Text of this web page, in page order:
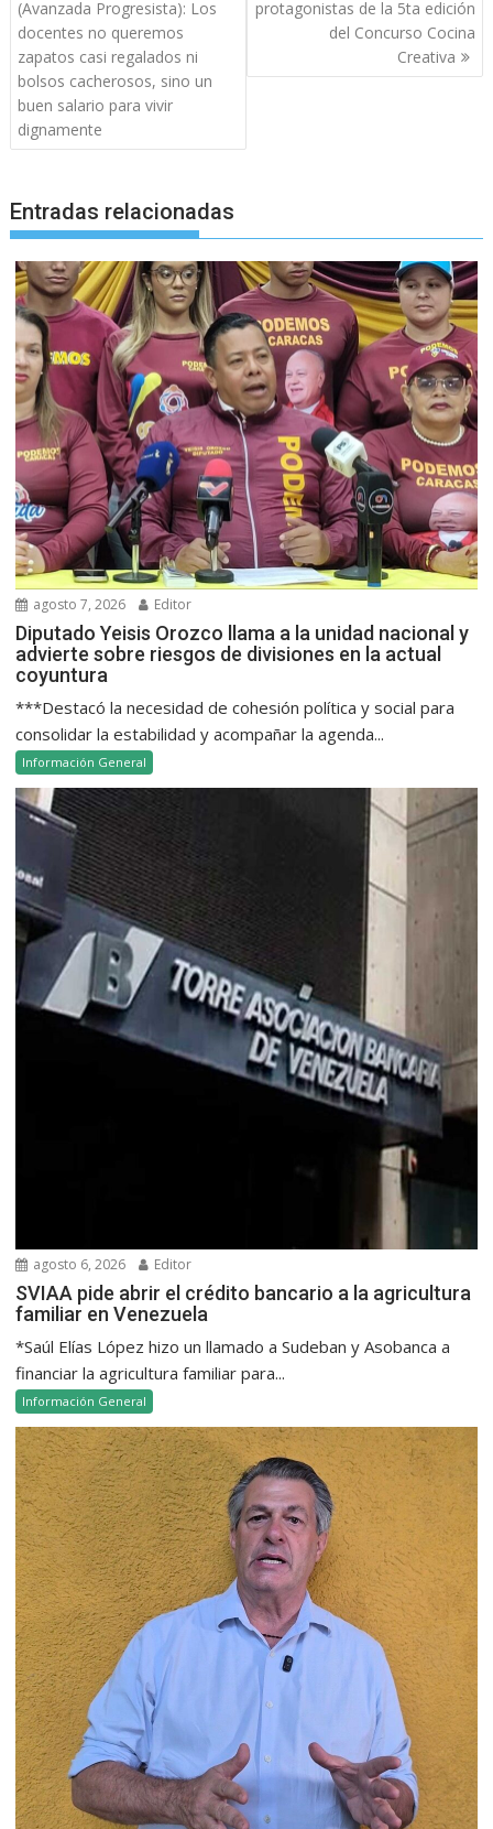
de
entradas
(Avanzada Progresista): Los
docentes no queremos
zapatos casi regalados ni
bolsos cacherosos, sino un
buen salario para vivir
dignamente
protagonistas de la 5ta edición
del Concurso Cocina
Creativa
Entradas relacionadas
agosto 7, 2026 Editor
Diputado Yeisis Orozco llama a la unidad nacional y
advierte sobre riesgos de divisiones en la actual
coyuntura
***Destacó la necesidad de cohesión política y social para
consolidar la estabilidad y acompañar la agenda...
Información General
agosto 6, 2026 Editor
SVIAA pide abrir el crédito bancario a la agricultura
familiar en Venezuela
*Saúl Elías López hizo un llamado a Sudeban y Asobanca a
financiar la agricultura familiar para...
Información General